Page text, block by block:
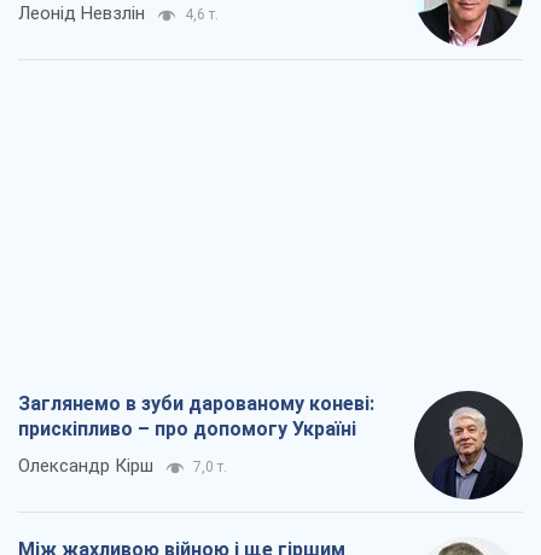
Леонід Невзлін 4,6 т.
Заглянемо в зуби дарованому коневі:
прискіпливо – про допомогу Україні
Олександр Кірш 7,0 т.
Між жахливою війною і ще гіршим